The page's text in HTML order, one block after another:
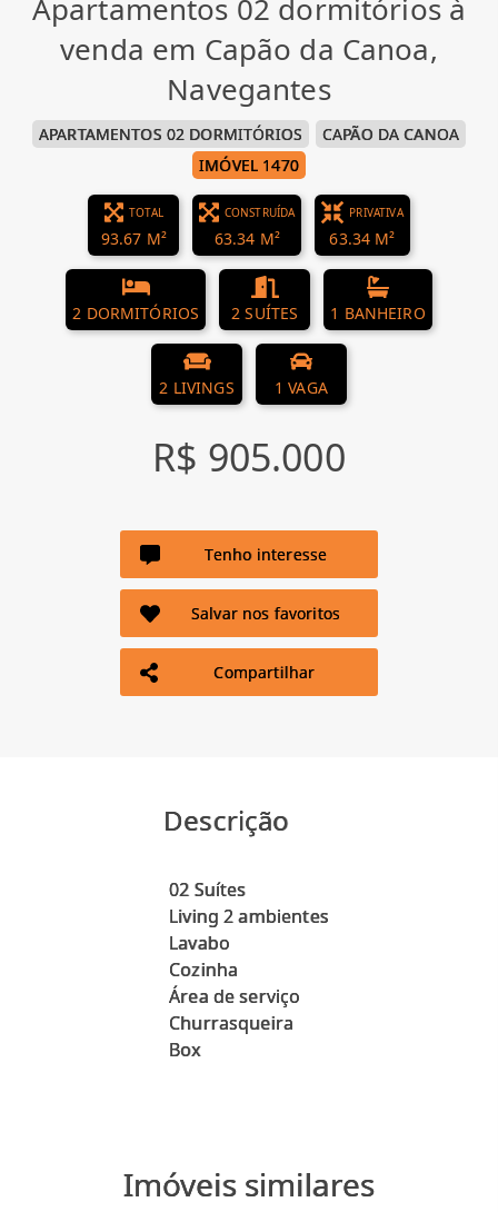
Apartamentos 02 dormitórios à
venda em Capão da Canoa,
Navegantes
APARTAMENTOS 02 DORMITÓRIOS
CAPÃO DA CANOA
IMÓVEL 1470
TOTAL
93.67 M²
CONSTRUÍDA
63.34 M²
PRIVATIVA
63.34 M²
2 DORMITÓRIOS 2 SUÍTES 1 BANHEIRO
2 LIVINGS 1 VAGA
R$ 905.000
Tenho interesse
Salvar nos favoritos
Compartilhar
Descrição
02 Suítes
Living 2 ambientes
Lavabo
Cozinha
Área de serviço
Churrasqueira
Box
Imóveis similares